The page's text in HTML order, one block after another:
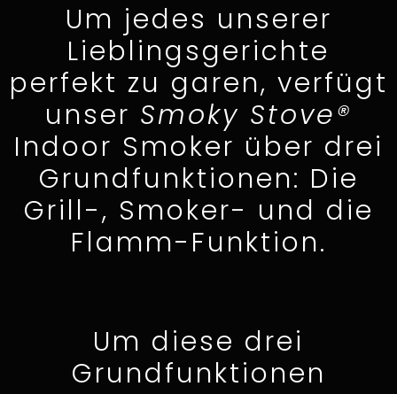
Um jedes unserer
Lieblingsgerichte
perfekt zu garen, verfügt
unser Smoky Stove®
Indoor Smoker über drei
Grundfunktionen: Die
Grill-, Smoker- und die
Flamm-Funktion.
Um diese drei
Grundfunktionen